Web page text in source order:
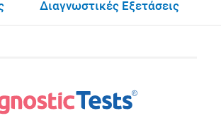
Διαγνωστικές Εξετάσεις